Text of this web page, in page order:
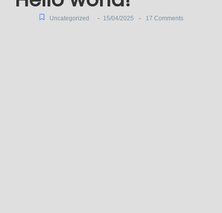
Uncategorized - 15/04/2025 - 17 Comments